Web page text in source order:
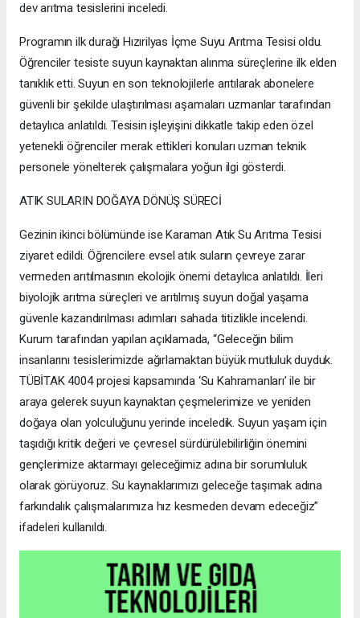
dev arıtma tesislerini inceledi.
Programın ilk durağı Hızırilyas İçme Suyu Arıtma Tesisi oldu.
Öğrenciler tesiste suyun kaynaktan alınma süreçlerine ilk elden
tanıklık etti. Suyun en son teknolojilerle arıtılarak abonelere
güvenli bir şekilde ulaştırılması aşamaları uzmanlar tarafından
detaylıca anlatıldı. Tesisin işleyişini dikkatle takip eden özel
yetenekli öğrenciler merak ettikleri konuları uzman teknik
personele yönelterek çalışmalara yoğun ilgi gösterdi.
ATIK SULARIN DOĞAYA DÖNÜŞ SÜRECİ
Gezinin ikinci bölümünde ise Karaman Atık Su Arıtma Tesisi
ziyaret edildi. Öğrencilere evsel atık suların çevreye zarar
vermeden arıtılmasının ekolojik önemi detaylıca anlatıldı. İleri
biyolojik arıtma süreçleri ve arıtılmış suyun doğal yaşama
güvenle kazandırılması adımları sahada titizlikle incelendi.
Kurum tarafından yapılan açıklamada, “Geleceğin bilim
insanlarını tesislerimizde ağırlamaktan büyük mutluluk duyduk.
TÜBİTAK 4004 projesi kapsamında ‘Su Kahramanları’ ile bir
araya gelerek suyun kaynaktan çeşmelerimize ve yeniden
doğaya olan yolculuğunu yerinde inceledik. Suyun yaşam için
taşıdığı kritik değeri ve çevresel sürdürülebilirliğin önemini
gençlerimize aktarmayı geleceğimiz adına bir sorumluluk
olarak görüyoruz. Su kaynaklarımızı geleceğe taşımak adına
farkındalık çalışmalarımıza hız kesmeden devam edeceğiz”
ifadeleri kullanıldı.